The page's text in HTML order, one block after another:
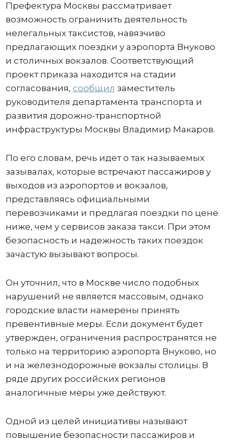
Префектура Москвы рассматривает
возможность ограничить деятельность
нелегальных таксистов, навязчиво
предлагающих поездки у аэропорта Внуково
и столичных вокзалов. Соответствующий
проект приказа находится на стадии
согласования, сообщил заместитель
руководителя департамента транспорта и
развития дорожно-транспортной
инфраструктуры Москвы Владимир Макаров.
По его словам, речь идет о так называемых
зазывалах, которые встречают пассажиров у
выходов из аэропортов и вокзалов,
представляясь официальными
перевозчиками и предлагая поездки по цене
ниже, чем у сервисов заказа такси. При этом
безопасность и надежность таких поездок
зачастую вызывают вопросы.
Он уточнил, что в Москве число подобных
нарушений не является массовым, однако
городские власти намерены принять
превентивные меры. Если документ будет
утвержден, ограничения распространятся не
только на территорию аэропорта Внуково, но
и на железнодорожные вокзалы столицы. В
ряде других российских регионов
аналогичные меры уже действуют.
Одной из целей инициативы называют
повышение безопасности пассажиров и